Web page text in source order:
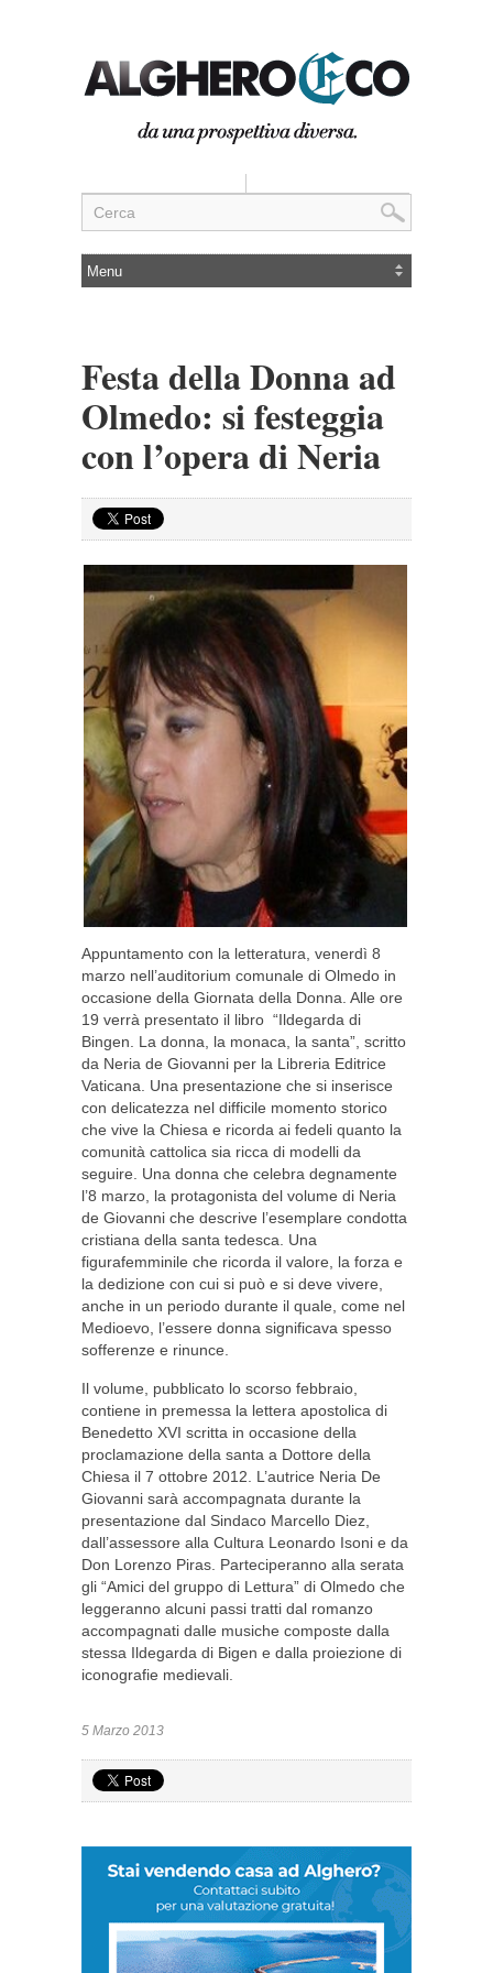
Festa della Donna ad
Olmedo: si festeggia
con l’opera di Neria
Appuntamento con la letteratura, venerdì 8
marzo nell’auditorium comunale di Olmedo in
occasione della Giornata della Donna. Alle ore
19 verrà presentato il libro “Ildegarda di
Bingen. La donna, la monaca, la santa”, scritto
da Neria de Giovanni per la Libreria Editrice
Vaticana. Una presentazione che si inserisce
con delicatezza nel difficile momento storico
che vive la Chiesa e ricorda ai fedeli quanto la
comunità cattolica sia ricca di modelli da
seguire. Una donna che celebra degnamente
l’8 marzo, la protagonista del volume di Neria
de Giovanni che descrive l’esemplare condotta
cristiana della santa tedesca. Una
figurafemminile che ricorda il valore, la forza e
la dedizione con cui si può e si deve vivere,
anche in un periodo durante il quale, come nel
Medioevo, l’essere donna significava spesso
sofferenze e rinunce.
Il volume, pubblicato lo scorso febbraio,
contiene in premessa la lettera apostolica di
Benedetto XVI scritta in occasione della
proclamazione della santa a Dottore della
Chiesa il 7 ottobre 2012. L’autrice Neria De
Giovanni sarà accompagnata durante la
presentazione dal Sindaco Marcello Diez,
dall’assessore alla Cultura Leonardo Isoni e da
Don Lorenzo Piras. Parteciperanno alla serata
gli “Amici del gruppo di Lettura” di Olmedo che
leggeranno alcuni passi tratti dal romanzo
accompagnati dalle musiche composte dalla
stessa Ildegarda di Bigen e dalla proiezione di
iconografie medievali.
5 Marzo 2013